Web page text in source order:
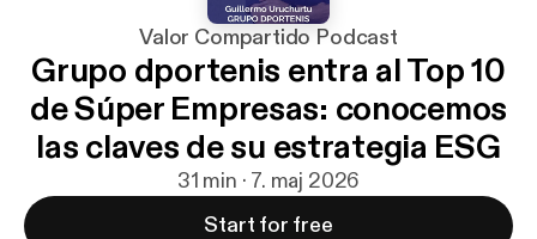
Valor Compartido Podcast
Grupo dportenis entra al Top 10
de Súper Empresas: conocemos
las claves de su estrategia ESG
31 min · 7. maj 2026
Start for free